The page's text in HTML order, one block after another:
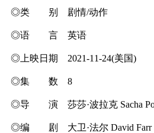
◎类 别 剧情/动作
◎语 言 英语
◎上映日期 2021-11-24(美国)
◎集 数 8
◎导 演 莎莎·波拉克 Sacha
◎编 剧 大卫·法尔 David Farr